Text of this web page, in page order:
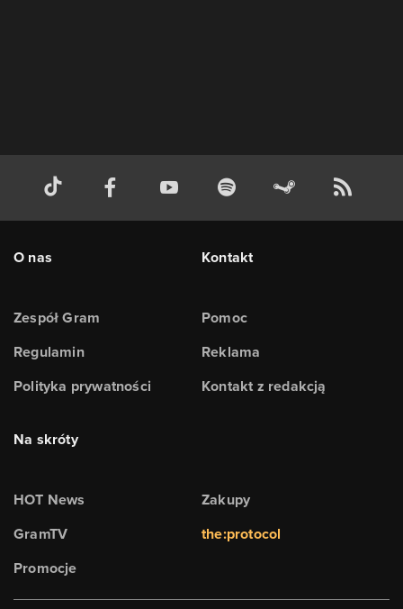
O nas
Zespół Gram
Regulamin
Polityka prywatności
Kontakt
Pomoc
Reklama
Kontakt z redakcją
Na skróty
HOT News
GramTV
Promocje
Zakupy
the:protocol